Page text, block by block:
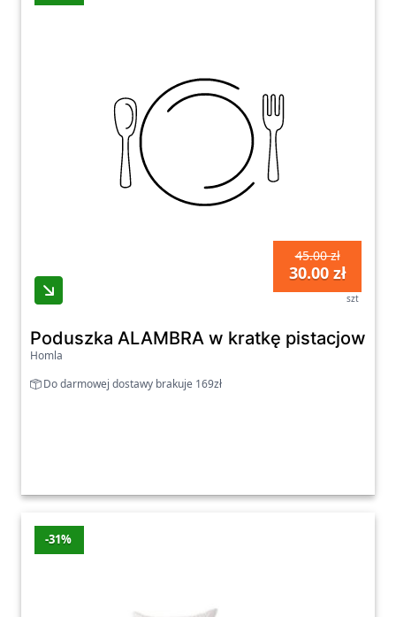
45.00 zł
30.00 zł
szt
Poduszka ALAMBRA w kratkę pistacjowa
Homla
Do darmowej dostawy brakuje 169zł
-31%